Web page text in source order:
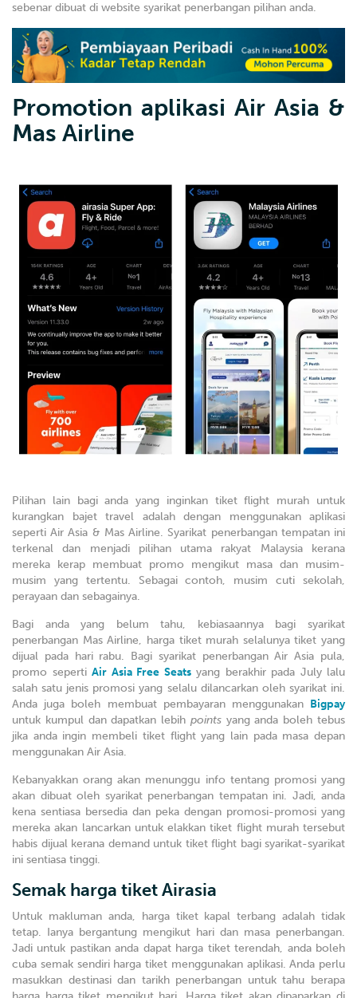
sebenar dibuat di website syarikat penerbangan pilihan anda.
Promotion aplikasi Air Asia &
Mas Airline
Pilihan lain bagi anda yang inginkan tiket flight murah untuk
kurangkan bajet travel adalah dengan menggunakan aplikasi
seperti Air Asia & Mas Airline. Syarikat penerbangan tempatan ini
terkenal dan menjadi pilihan utama rakyat Malaysia kerana
mereka kerap membuat promo mengikut masa dan musim-
musim yang tertentu. Sebagai contoh, musim cuti sekolah,
perayaan dan sebagainya.
Bagi anda yang belum tahu, kebiasaannya bagi syarikat
penerbangan Mas Airline, harga tiket murah selalunya tiket yang
dijual pada hari rabu. Bagi syarikat penerbangan Air Asia pula,
promo seperti Air Asia Free Seatsyang berakhir pada July lalu
salah satu jenis promosi yang selalu dilancarkan oleh syarikat ini.
Anda juga boleh membuat pembayaran menggunakan Bigpay
untuk kumpul dan dapatkan lebih points yang anda boleh tebus
jika anda ingin membeli tiket flight yang lain pada masa depan
menggunakan Air Asia.
Kebanyakkan orang akan menunggu info tentang promosi yang
akan dibuat oleh syarikat penerbangan tempatan ini. Jadi, anda
kena sentiasa bersedia dan peka dengan promosi-promosi yang
mereka akan lancarkan untuk elakkan tiket flight murah tersebut
habis dijual kerana demand untuk tiket flight bagi syarikat-syarikat
ini sentiasa tinggi.
Semak harga tiket Airasia
Untuk makluman anda, harga tiket kapal terbang adalah tidak
tetap. Ianya bergantung mengikut hari dan masa penerbangan.
Jadi untuk pastikan anda dapat harga tiket terendah, anda boleh
cuba semak sendiri harga tiket menggunakan aplikasi. Anda perlu
masukkan destinasi dan tarikh penerbangan untuk tahu berapa